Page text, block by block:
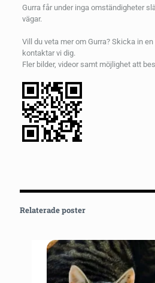
Gurra får under inga omständigheter
vägar.
Vill du veta mer om Gurra? Skicka in en
kontaktar vi dig.
Fler bilder, videor samt möjlighet att
Relaterade poster